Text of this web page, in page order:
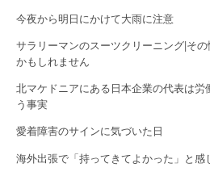
今夜から明日にかけて大雨に注意
サラリーマンのスーツクリーニング|そ
かもしれません
北マケドニアにある日本企業の代表は
う事実
愛着障害のサインに気づいた日
海外出張で「持ってきてよかった」と感